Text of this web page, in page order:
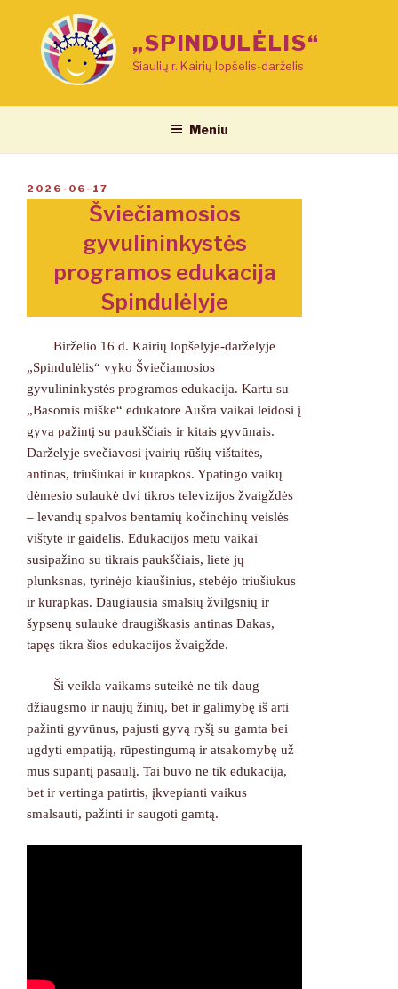
„SPINDULĖLIS“
Šiaulių r. Kairių lopšelis-darželis
Meniu
PASKELBTA
2026-06-17
Šviečiamosios
gyvulininkystės
programos edukacija
Spindulėlyje
Birželio 16 d. Kairių lopšelyje-darželyje
„Spindulėlis“ vyko Šviečiamosios
gyvulininkystės programos edukacija. Kartu su
„Basomis miške“ edukatore Aušra vaikai leidosi į
gyvą pažintį su paukščiais ir kitais gyvūnais.
Darželyje svečiavosi įvairių rūšių vištaitės,
antinas, triušiukai ir kurapkos. Ypatingo vaikų
dėmesio sulaukė dvi tikros televizijos žvaigždės
– levandų spalvos bentamių kočinchinų veislės
vištytė ir gaidelis. Edukacijos metu vaikai
susipažino su tikrais paukščiais, lietė jų
plunksnas, tyrinėjo kiaušinius, stebėjo triušiukus
ir kurapkas. Daugiausia smalsių žvilgsnių ir
šypsenų sulaukė draugiškasis antinas Dakas,
tapęs tikra šios edukacijos žvaigžde.
Ši veikla vaikams suteikė ne tik daug
džiaugsmo ir naujų žinių, bet ir galimybę iš arti
pažinti gyvūnus, pajusti gyvą ryšį su gamta bei
ugdyti empatiją, rūpestingumą ir atsakomybę už
mus supantį pasaulį. Tai buvo ne tik edukacija,
bet ir vertinga patirtis, įkvepianti vaikus
smalsauti, pažinti ir saugoti gamtą.